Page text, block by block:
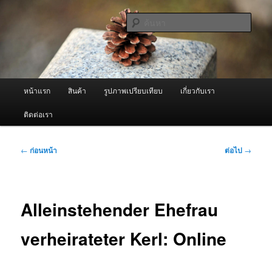
ผู้นำเข้าเครื่องพ่นหมอกควัน Best
Fogger / Fogger One และ อะไหล่
จำหน่ายเครื่องพ่นหมอกควัน คุณภาพดี บริการด้วยความจริงใจ
ค้นหา
หน้าแรก สินค้า รูปภาพเปรียบเทียบ เกี่ยวกับเรา
ติดต่อเรา
เมนู
← ก่อนหน้า ต่อไป →
Alleinstehender Ehefrau
verheirateter Kerl: Online